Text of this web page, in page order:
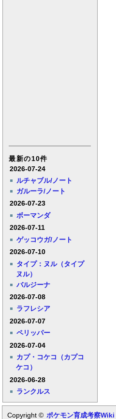
最新の10件
2026-07-24
ルチャブル/ノート
ガルーラ/ノート
2026-07-23
ボーマンダ
2026-07-11
ゲッコウガ/ノート
2026-07-10
タイプ：ヌル（タイプ
ヌル）
バルジーナ
2026-07-08
ラフレシア
2026-07-07
ペリッパー
2026-07-04
カプ・コケコ（カプコ
ケコ）
2026-06-28
ランクルス
Copyright © ポケモン育成考察Wiki